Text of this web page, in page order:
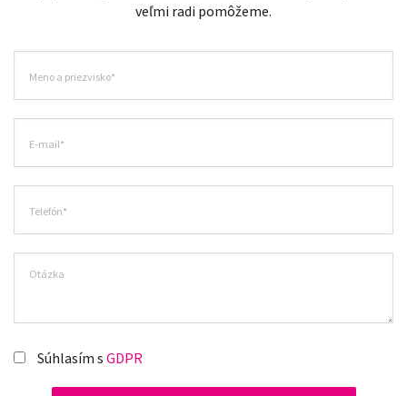
veľmi radi pomôžeme.
Súhlasím s GDPR